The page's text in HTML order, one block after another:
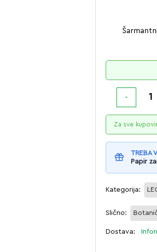
Za sve
TREBA
Papir
Kategorija:
Slično:
Dostava: